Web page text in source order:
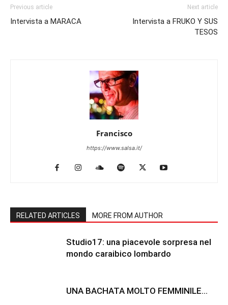
Previous article
Intervista a MARACA
Next article
Intervista a FRUKO Y SUS
TESOS
Francisco
https://www.salsa.it/
RELATED ARTICLES MORE FROM AUTHOR
Studio17: una piacevole sorpresa nel
mondo caraibico lombardo
UNA BACHATA MOLTO FEMMINILE…